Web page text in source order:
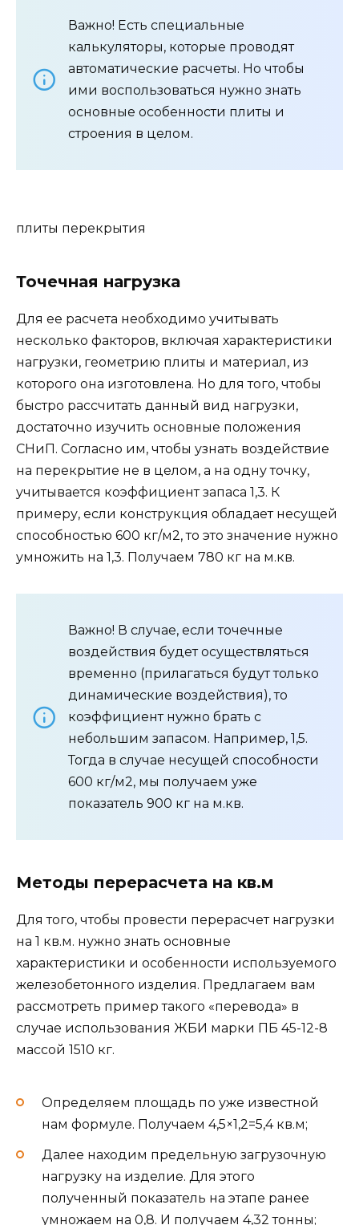
Важно! Есть специальные
калькуляторы, которые проводят
автоматические расчеты. Но чтобы
ими воспользоваться нужно знать
основные особенности плиты и
строения в целом.
плиты перекрытия
Точечная нагрузка
Для ее расчета необходимо учитывать
несколько факторов, включая характеристики
нагрузки, геометрию плиты и материал, из
которого она изготовлена. Но для того, чтобы
быстро рассчитать данный вид нагрузки,
достаточно изучить основные положения
СНиП. Согласно им, чтобы узнать воздействие
на перекрытие не в целом, а на одну точку,
учитывается коэффициент запаса 1,3. К
примеру, если конструкция обладает несущей
способностью 600 кг/м2, то это значение нужно
умножить на 1,3. Получаем 780 кг на м.кв.
Важно! В случае, если точечные
воздействия будет осуществляться
временно (прилагаться будут только
динамические воздействия), то
коэффициент нужно брать с
небольшим запасом. Например, 1,5.
Тогда в случае несущей способности
600 кг/м2, мы получаем уже
показатель 900 кг на м.кв.
Методы перерасчета на кв.м
Для того, чтобы провести перерасчет нагрузки
на 1 кв.м. нужно знать основные
характеристики и особенности используемого
железобетонного изделия. Предлагаем вам
рассмотреть пример такого «перевода» в
случае использования ЖБИ марки ПБ 45-12-8
массой 1510 кг.
Определяем площадь по уже известной
нам формуле. Получаем 4,5×1,2=5,4 кв.м;
Далее находим предельную загрузочную
нагрузку на изделие. Для этого
полученный показатель на этапе ранее
умножаем на 0,8. И получаем 4,32 тонны;